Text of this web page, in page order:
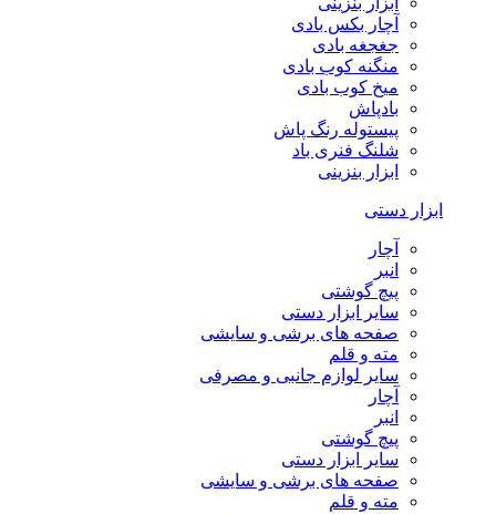
آچار بکس بادی
جغجغه بادی
منگنه کوب بادی
میخ کوب بادی
بادپاش
پیستوله رنگ پاش
شلنگ فنری باد
ابزار بنزینی
ابزار دستی
آچار
انبر
پیچ گوشتی
سایر ابزار دستی
صفحه های برشی و سایشی
مته و قلم
سایر لوازم جانبی و مصرفی
آچار
انبر
پیچ گوشتی
سایر ابزار دستی
صفحه های برشی و سایشی
مته و قلم